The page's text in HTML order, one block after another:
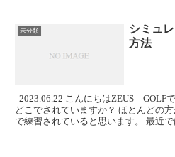
未分類
シミュ
方法
2023.06.22 こんにちはZEUS GOLF
どこでされていますか？ ほとんどの
で練習されていると思います。 最近